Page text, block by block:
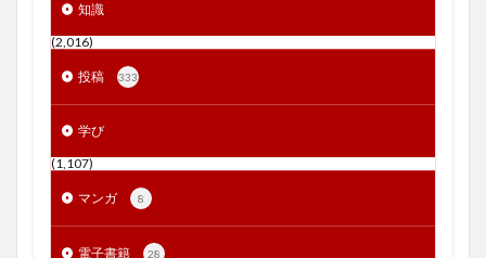
知識
(2,016)
投稿 333
学び
(1,107)
マンガ 8
電子書籍 28